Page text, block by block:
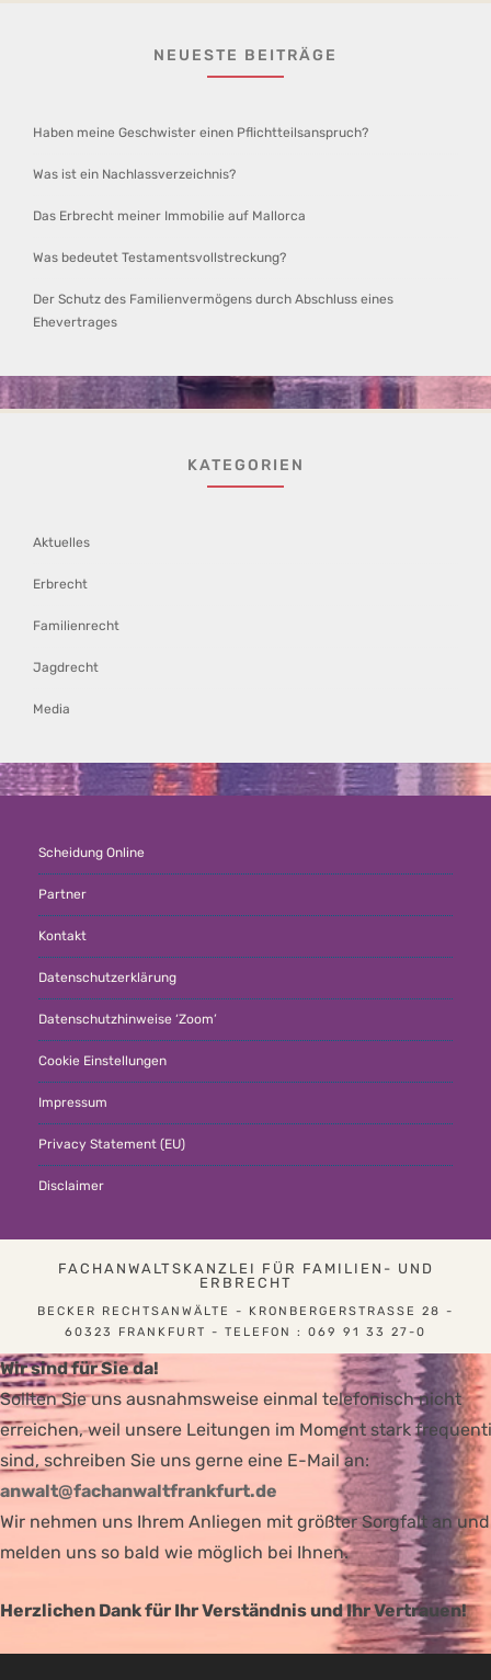
NEUESTE BEITRÄGE
Haben meine Geschwister einen Pflichtteilsanspruch?
Was ist ein Nachlassverzeichnis?
Das Erbrecht meiner Immobilie auf Mallorca
Was bedeutet Testamentsvollstreckung?
Der Schutz des Familienvermögens durch Abschluss eines
Ehevertrages
KATEGORIEN
Aktuelles
Erbrecht
Familienrecht
Jagdrecht
Media
Scheidung Online
Partner
Kontakt
Datenschutzerklärung
Datenschutzhinweise ‘Zoom’
Cookie Einstellungen
Impressum
Privacy Statement (EU)
Disclaimer
FACHANWALTSKANZLEI FÜR FAMILIEN- UND
ERBRECHT
BECKER RECHTSANWÄLTE - KRONBERGERSTRASSE 28 - 6
0323 FRANKFURT - TELEFON : 069 91 33 27-0
Wir sind für Sie da!
Sollten Sie uns ausnahmsweise einmal telefonisch nicht
erreichen, weil unsere Leitungen im Moment stark
sind, schreiben Sie uns gerne eine E-Mail an:
anwalt@fachanwaltfrankfurt.de
Wir nehmen uns Ihrem Anliegen mit größter Sorgfalt an und
melden uns so bald wie möglich bei Ihnen.
Herzlichen Dank für Ihr Verständnis und Ihr Vertrauen!